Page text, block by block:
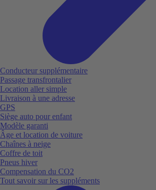
Conducteur supplémentaire
Passage transfrontalier
Location aller simple
Livraison à une adresse
GPS
Siège auto pour enfant
Modèle garanti
Âge et location de voiture
Chaînes à neige
Coffre de toit
Pneus hiver
Compensation du CO2
Tout savoir sur les suppléments